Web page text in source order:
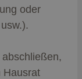
oder
Hausrat